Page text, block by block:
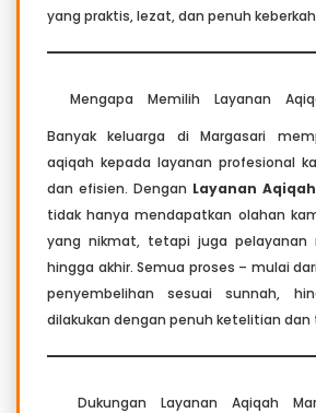
yang praktis, lezat, dan penuh
Mengapa Memilih Layanan
Banyak keluarga di Margasari
aqiqah kepada layanan profesional
dan efisien. Dengan Layanan
tidak hanya mendapatkan olahan
yang nikmat, tetapi juga pelayanan
hingga akhir. Semua proses – mulai
penyembelihan sesuai sunnah,
dilakukan dengan penuh ketelitian dan
Dukungan Layanan Aqiqah